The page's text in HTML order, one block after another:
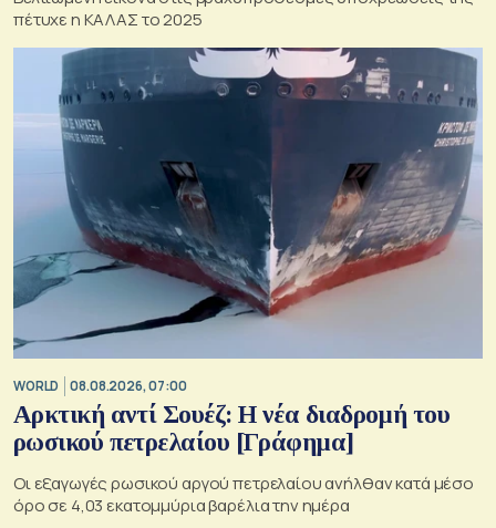
πέτυχε η ΚΑΛΑΣ το 2025
WORLD 08.08.2026, 07:00
Αρκτική αντί Σουέζ: Η νέα διαδρομή του
ρωσικού πετρελαίου [Γράφημα]
Οι εξαγωγές ρωσικού αργού πετρελαίου ανήλθαν κατά μέσο
όρο σε 4,03 εκατομμύρια βαρέλια την ημέρα